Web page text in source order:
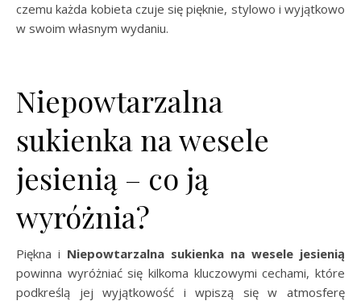
czemu każda kobieta czuje się pięknie, stylowo i wyjątkowo
w swoim własnym wydaniu.
Niepowtarzalna
sukienka na wesele
jesienią – co ją
wyróżnia?
Piękna i Niepowtarzalna sukienka na wesele jesienią
powinna wyróżniać się kilkoma kluczowymi cechami, które
podkreślą jej wyjątkowość i wpiszą się w atmosferę